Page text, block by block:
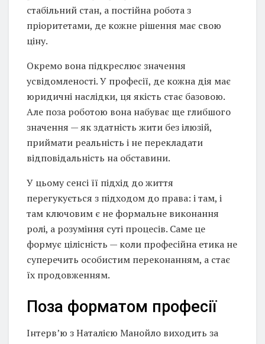
стабільний стан, а постійна робота з
пріоритетами, де кожне рішення має свою
ціну.
Окремо вона підкреслює значення
усвідомленості. У професії, де кожна дія має
юридичні наслідки, ця якість стає базовою.
Але поза роботою вона набуває ще глибшого
значення — як здатність жити без ілюзій,
приймати реальність і не перекладати
відповідальність на обставини.
У цьому сенсі її підхід до життя
перегукується з підходом до права: і там, і
там ключовим є не формальне виконання
ролі, а розуміння суті процесів. Саме це
формує цілісність — коли професійна етика не
суперечить особистим переконанням, а стає
їх продовженням.
Поза форматом професії
Інтерв’ю з Наталією Манойло виходить за